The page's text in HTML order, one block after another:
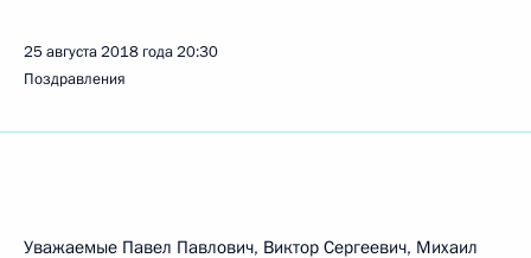
25 августа 2018 года20:30
Поздравления
Уважаемые Павел Павлович, Виктор Сергеевич, Михаил